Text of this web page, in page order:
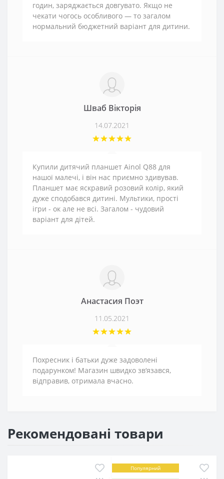
годин, заряджається довгувато. Якщо не
чекати чогось особливого — то загалом
нормальний бюджетний варіант для дитини.
Шваб Вікторія
14.07.2021
Купили дитячий планшет Ainol Q88 для
нашої малечі, і він нас приємно здивував.
Планшет має яскравий розовий колір, який
дуже сподобався дитині. Мультики, прості
ігри - ок але не всі. Загалом - чудовий
варіант для дітей.
Анастасия Поэт
11.05.2021
Похресник і батьки дуже задоволені
подарунком! Магазин швидко зв‘язався,
відправив, отримала вчасно.
Рекомендовані товари
Популярний